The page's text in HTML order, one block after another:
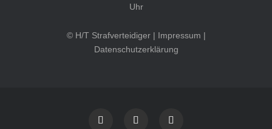
Uhr
© H/T Strafverteidiger | Impressum |
Datenschutzerklärung